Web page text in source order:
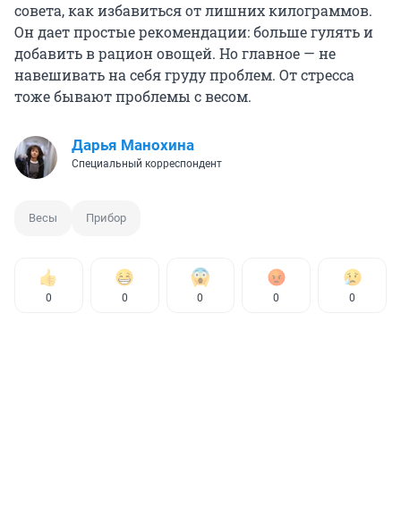
совета, как избавиться от лишних килограммов.
Он дает простые рекомендации: больше гулять и
добавить в рацион овощей. Но главное — не
навешивать на себя груду проблем. От стресса
тоже бывают проблемы с весом.
Дарья Манохина
Специальный корреспондент
Весы Прибор
0 0 0 0 0